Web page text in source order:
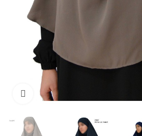
Click to enlarge